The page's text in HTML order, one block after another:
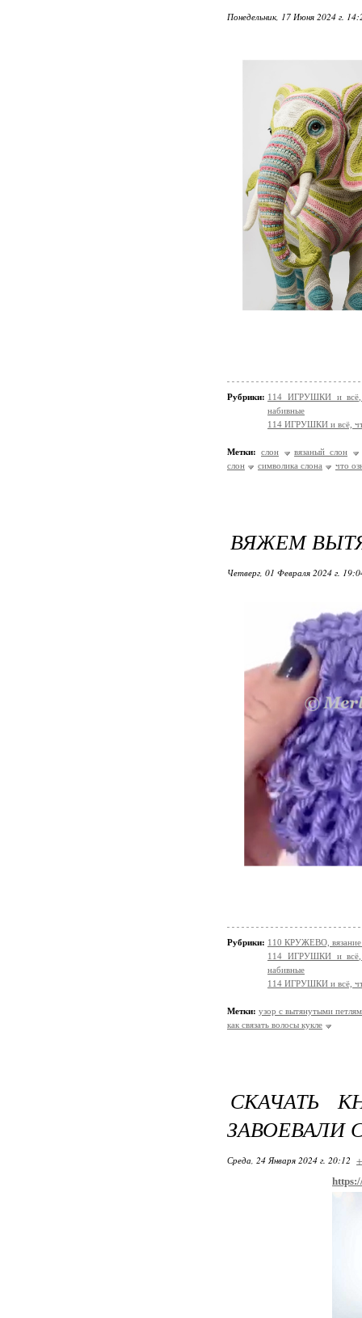
Понедельник, 17 Июня 2024 г.
Рубрики: 114 ИГРУШКИ и всё,
набивные
114 ИГРУШКИ и всё,
Метки: слон
вязаный слон
слон
символика слона что
ВЯЖЕМ
Четверг, 01 Февраля 2024 г.
Рубрики: 110 КРУЖЕВО, вязание
114 ИГРУШКИ и всё,
набивные
114 ИГРУШКИ и всё,
Метки: узор с вытянутыми
как связать волосы кукле
СКАЧАТЬ
ЗАВОЕВАЛИ
Среда, 24 Января 2024 г. 20:12